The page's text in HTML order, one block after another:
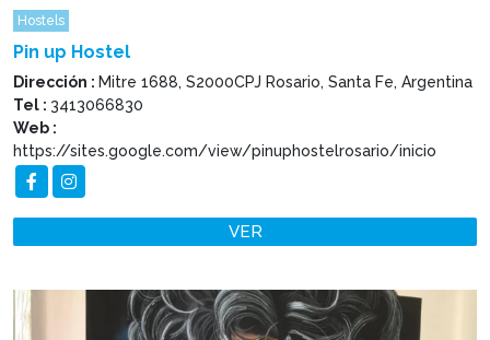
Hostels
Pin up Hostel
Dirección : Mitre 1688, S2000CPJ Rosario, Santa Fe, Argentina
Tel : 3413066830
Web :
https://sites.google.com/view/pinuphostelrosario/inicio
VER